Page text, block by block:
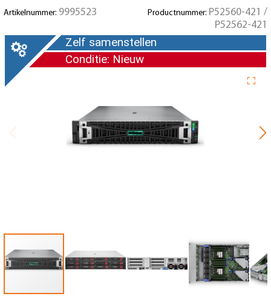
Artikelnummer: 9995523 Productnummer: P52560-421 /
P52562-421
Zelf samenstellen
Conditie: Nieuw